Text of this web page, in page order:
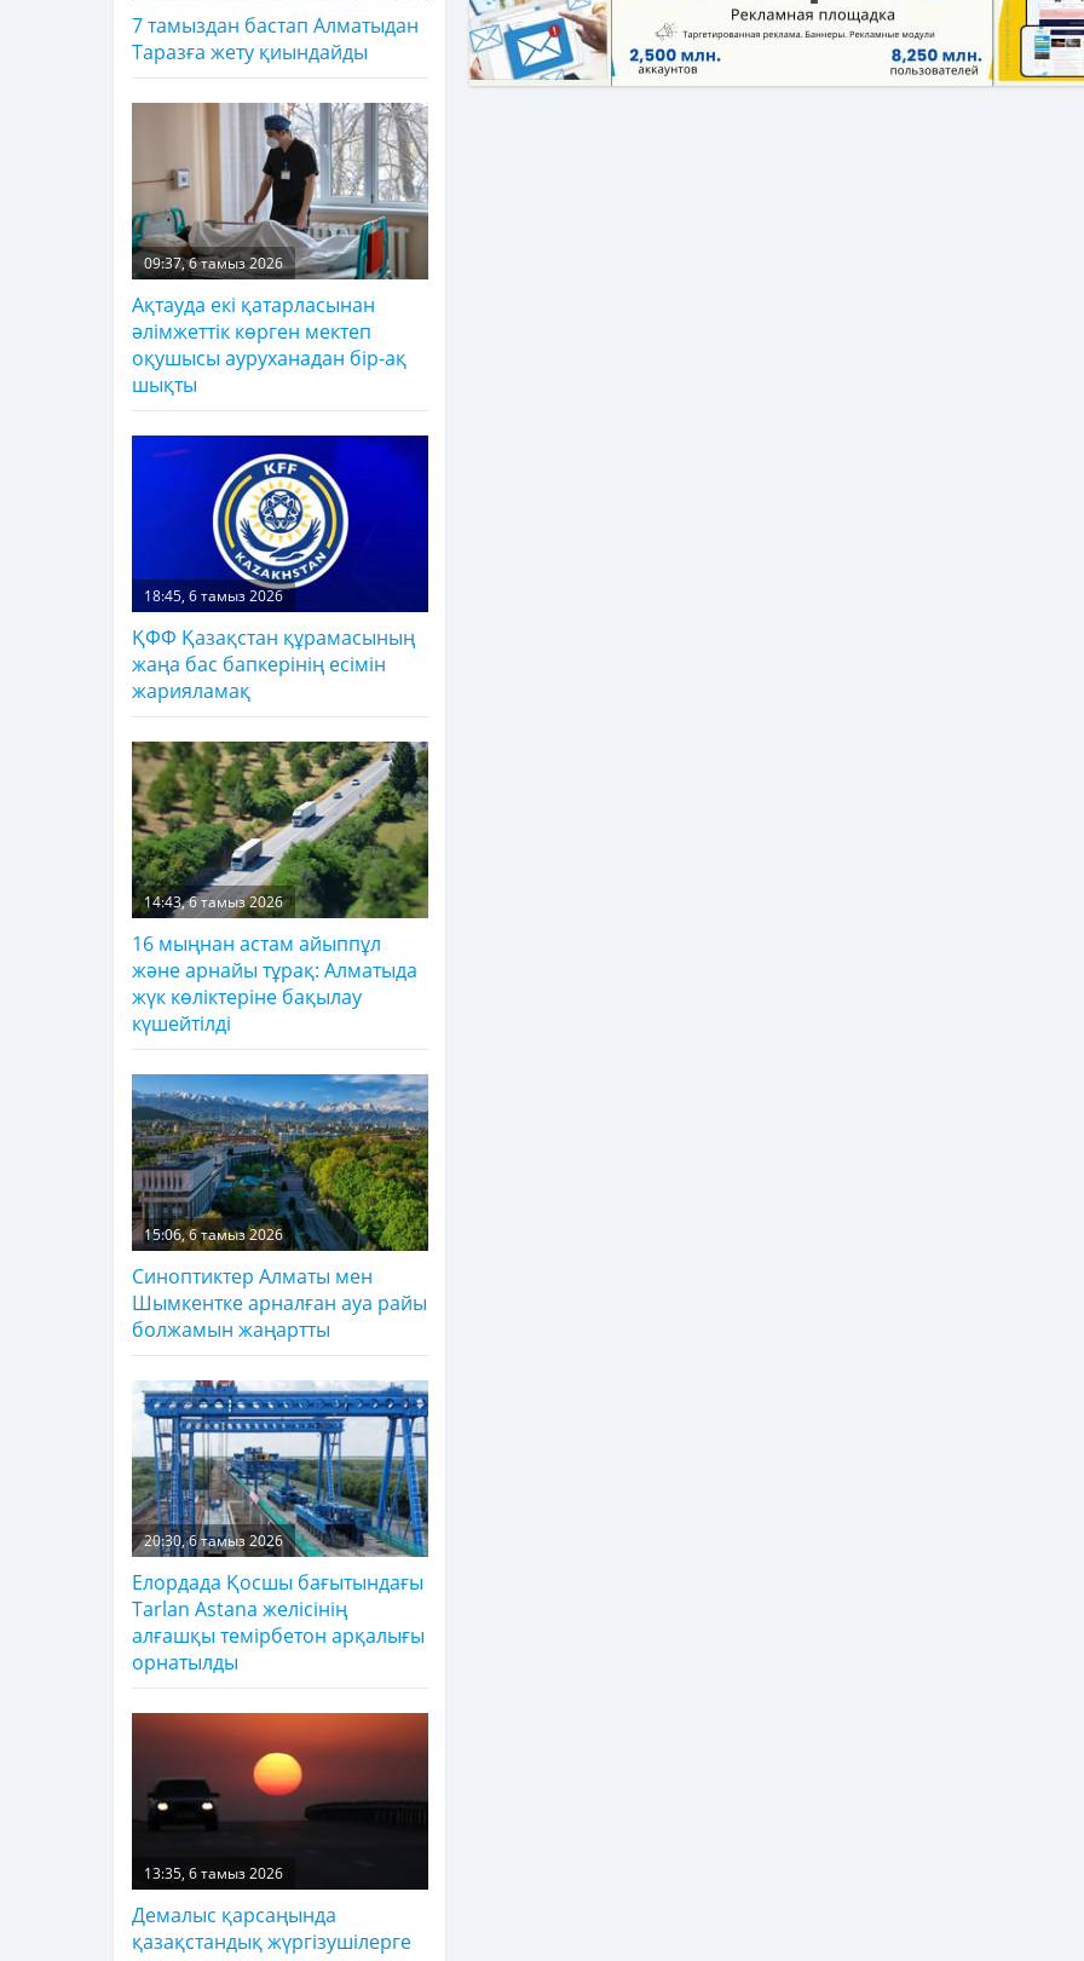
7 тамыздан бастап Алматыдан
Таразға жету қиындайды
09:37, 6 тамыз 2026
Ақтауда екі қатарласынан
әлімжеттік көрген мектеп
оқушысы ауруханадан бір-ақ
шықты
18:45, 6 тамыз 2026
ҚФФ Қазақстан құрамасының
жаңа бас бапкерінің есімін
жарияламақ
14:43, 6 тамыз 2026
16 мыңнан астам айыппұл
және арнайы тұрақ: Алматыда
жүк көліктеріне бақылау
күшейтілді
15:06, 6 тамыз 2026
Синоптиктер Алматы мен
Шымкентке арналған ауа райы
болжамын жаңартты
20:30, 6 тамыз 2026
Елордада Қосшы бағытындағы
Tarlan Astana желісінің
алғашқы темірбетон арқалығы
орнатылды
13:35, 6 тамыз 2026
Демалыс қарсаңында
қазақстандық жүргізушілерге